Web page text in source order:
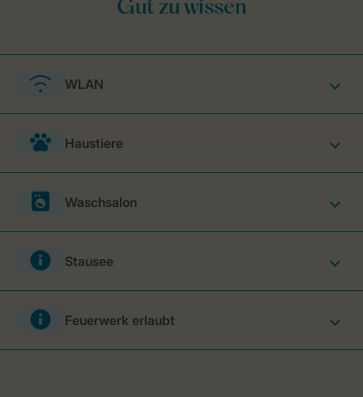
WLAN
Haustiere
Waschsalon
Stausee
Feuerwerk erlaubt